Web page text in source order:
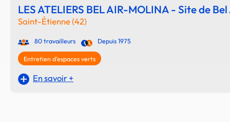
LES ATELIERS BEL AIR-MOLINA - Site de
Saint-Étienne (42)
80 travailleurs Depuis 1975
Entretien d'espaces verts
En savoir +